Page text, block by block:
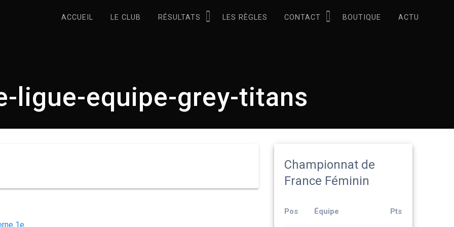
ACCUEIL LE CLUB RÉSULTATS LES RÈGLES CONTACT BOUTIQUE ACTU
ligue-equipe-grey-titans
1e
Championnat de
France Féminin
Pos Équipe Pts